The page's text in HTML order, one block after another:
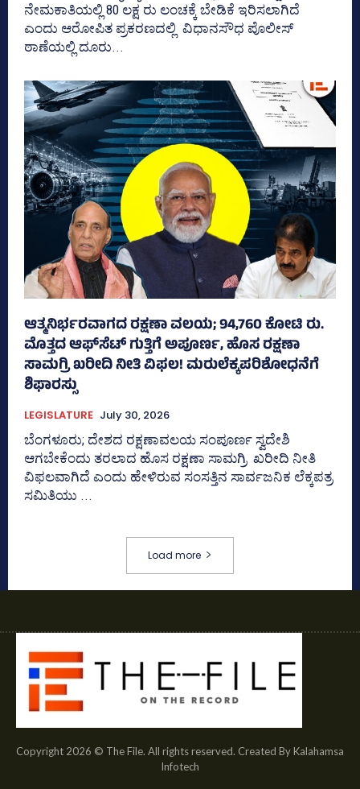
ನೇಮಕಾತಿಯಲ್ಲಿ 80 ಲಕ್ಷ ರು ಲಂಚಕ್ಕೆ ಬೇಡಿಕೆ ಇರಿಸಲಾಗಿದೆ
ಎಂದು ಆರೋಪಿತ ಪ್ರಕರಣದಲ್ಲಿ ವಿಧಾನಸೌಧ ಪೊಲೀಸ್‌
ಠಾಣೆಯಲ್ಲಿ ದೂರು...
ಆತ್ಮನಿರ್ಭರವಾಗದ ರಕ್ಷಣಾ ವಲಯ; 94,760 ಕೋಟಿ ರು.
ಮೊತ್ತದ ಆಫ್‌ಸೆಟ್ ಗುತ್ತಿಗೆ ಅಪೂರ್ಣ, ಹೊಸ ರಕ್ಷಣಾ
ಸಾಮಗ್ರಿ ಖರೀದಿ ನೀತಿ ವಿಫಲ! ಮರುಲೆಕ್ಕಪರಿಶೋಧನೆಗೆ
ಶಿಫಾರಸ್ಸು
LEGISLATURE July 30, 2026
ಬೆಂಗಳೂರು; ದೇಶದ ರಕ್ಷಣಾವಲಯ ಸಂಪೂರ್ಣ ಸ್ವದೇಶಿ
ಆಗಬೇಕೆಂದು ತರಲಾದ ಹೊಸ ರಕ್ಷಣಾ ಸಾಮಗ್ರಿ ಖರೀದಿ ನೀತಿ
ವಿಫಲವಾಗಿದೆ ಎಂದು ಹೇಳಿರುವ ಸಂಸತ್ತಿನ ಸಾರ್ವಜನಿಕ ಲೆಕ್ಕಪತ್ರ
ಸಮಿತಿಯು ...
Load more
Copyright 2026 © The File. All rights reserved. Created By Kalahamsa
Infotech